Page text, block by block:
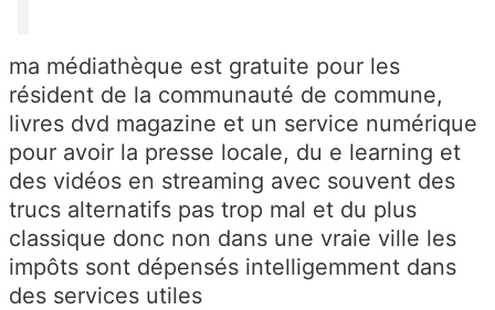
ma médiathèque est gratuite pour les
résident de la communauté de commune,
livres dvd magazine et un service numérique
pour avoir la presse locale, du e learning et
des vidéos en streaming avec souvent des
trucs alternatifs pas trop mal et du plus
classique donc non dans une vraie ville les
impôts sont dépensés intelligemment dans
des services utiles